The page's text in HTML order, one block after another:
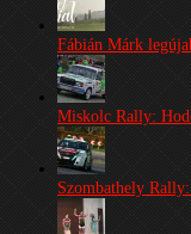
Fábián Márk
Miskolc Rally:
Szombathely